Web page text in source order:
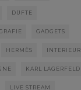
DÜFTE
GADGETS
HERMÈS INTERIEUR
KARL LAGERFELD
LIVE STREAM